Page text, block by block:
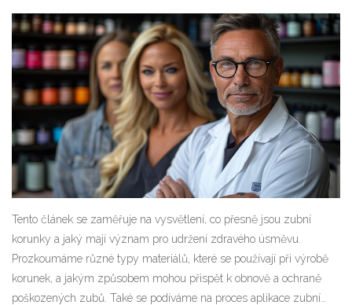
Tento článek se zaměřuje na vysvětlení, co přesně jsou zubní
korunky a jaký mají význam pro udržení zdravého úsměvu.
Prozkoumáme různé typy materiálů, které se používají při výrobě
korunek, a jakým způsobem mohou přispět k obnově a ochraně
poškozených zubů. Také se podíváme na proces aplikace zubní